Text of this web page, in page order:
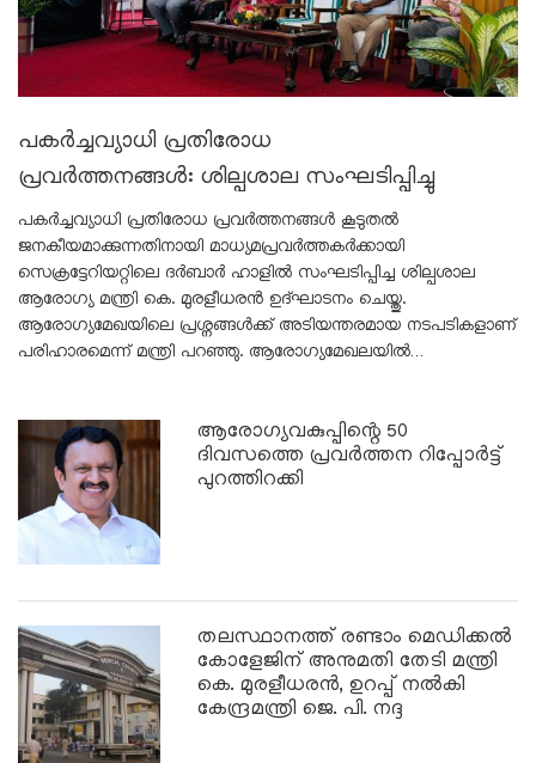
പകർച്ചവ്യാധി പ്രതിരോധ
പ്രവർത്തനങ്ങൾ: ശില്പശാല സംഘടിപ്പിച്ചു
പകർച്ചവ്യാധി പ്രതിരോധ പ്രവർത്തനങ്ങൾ കൂടുതൽ
ജനകീയമാക്കുന്നതിനായി മാധ്യമപ്രവർത്തകർക്കായി
സെക്രട്ടേറിയറ്റിലെ ദർബാർ ഹാളിൽ സംഘടിപ്പിച്ച ശില്പശാല
ആരോഗ്യ മന്ത്രി കെ. മുരളീധരൻ ഉദ്ഘാടനം ചെയ്തു.
ആരോഗ്യമേഖയിലെ പ്രശ്നങ്ങൾക്ക് അടിയന്തരമായ നടപടികളാണ്
പരിഹാരമെന്ന് മന്ത്രി പറഞ്ഞു. ആരോഗ്യമേഖലയിൽ…
ആരോഗ്യവകുപ്പിന്റെ 50
ദിവസത്തെ പ്രവർത്തന റിപ്പോർട്ട്
പുറത്തിറക്കി
തലസ്ഥാനത്ത് രണ്ടാം മെഡിക്കൽ
കോളേജിന് അനുമതി തേടി മന്ത്രി
കെ. മുരളീധരൻ, ഉറപ്പ് നൽകി
കേന്ദ്രമന്ത്രി ജെ. പി. നദ്ദ